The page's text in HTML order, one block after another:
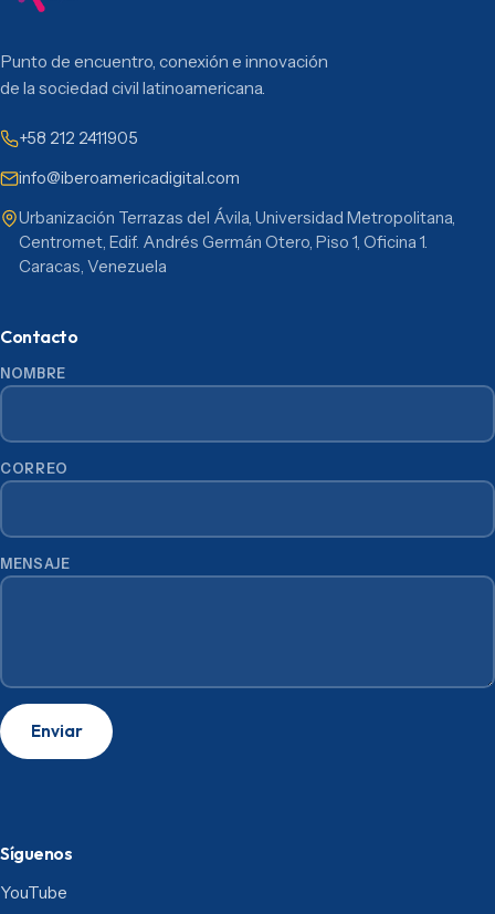
Punto de encuentro, conexión e innovación
de la sociedad civil latinoamericana.
+58 212 2411905
info@iberoamericadigital.com
Urbanización Terrazas del Ávila, Universidad Metropolitana,
Centromet, Edif. Andrés Germán Otero, Piso 1, Oficina 1.
Caracas, Venezuela
Contacto
NOMBRE
CORREO
MENSAJE
Enviar
Síguenos
YouTube